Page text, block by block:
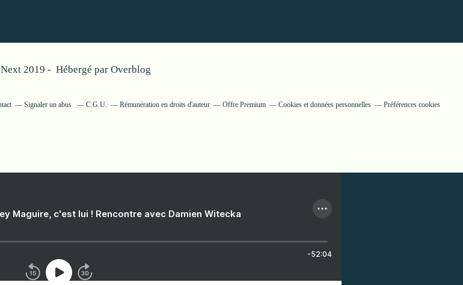
2019 - Hébergé par Overblog
Signaler un abus C.G.U. Rémunération en droits d'auteur Offre Premium Cookies et données personnelles Préférences cookies
Maguire, c'est lui ! Rencontre avec Damien Witecka
-52:04